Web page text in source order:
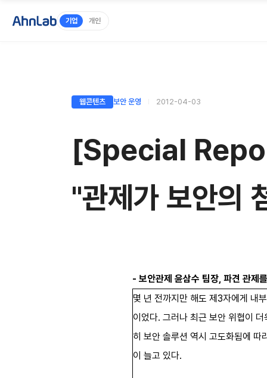
기업 개인
웹콘텐츠 보안 운영 2012-04-03
[Special
"관제가 보안의
- 보안관제 윤삼수 팀장, 파견 관제
몇 년 전까지만 해도 제3자에게 내
이었다. 그러나 최근 보안 위협이
히 보안 솔루션 역시 고도화됨에 따
이 늘고 있다.